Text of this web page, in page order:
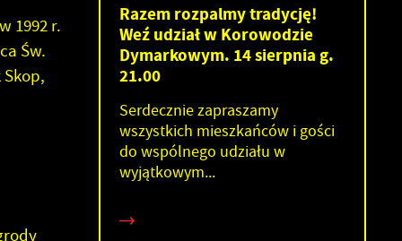
1992 r.
Św.
Razem rozpalmy tradycję!
Weź udział w Korowodzie
Dymarkowym. 14 sierpnia g.
21.00
Serdecznie zapraszamy
wszystkich mieszkańców i gości
do wspólnego udziału w
wyjątkowym...